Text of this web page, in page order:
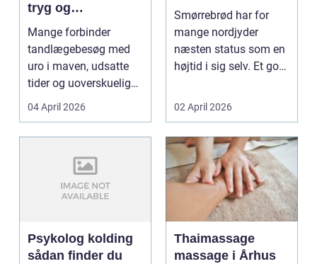
tryg og
professionel
tandpleje
Mange forbinder
tandlægebesøg med
uro i maven, udsatte
tider og uoverskuelige
priser. Samtidig ved
04 April 2026
Smørrebrød har for
mange nordjyder
næsten status som en
højtid i sig selv. Et godt
02 April 2026
Psykolog kolding
sådan finder du
Thaimassage
massage i Århus